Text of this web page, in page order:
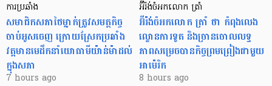
ការប្រឆាំង
សមាជិកសភាថៃម្នាក់ត្រូវសមត្ថកិច្ច
ចាប់អូសចេញ ក្រោយស្រែកប្រឆាំង
វត្តមានមេដឹកនាំយោធាមីយ៉ាន់ម៉ាដល់
ក្នុងសភា
7 hours ago
អ៊ីរ៉ង់ចំអកលោក ត្រាំ
អ៊ីរ៉ង់ចំអកលោក ត្រាំ ថា កំពុងលេង
ល្ខោនការទូត និងច្រានចោលលទ្ធ
ភាពសម្រេចបានកិច្ចព្រមព្រៀងជាមួយ
អាម៉េរិក
8 hours ago